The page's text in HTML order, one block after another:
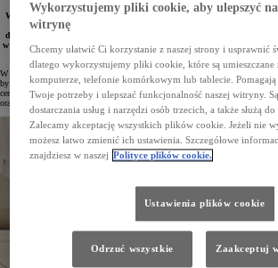
W salonach Toyoty rozpoczęła się wyprzedaż bestsellerów z 2024
jest teraz dostępna od 119 900 zł, a Yaris – od 79 900 zł. Corollę
do 17 000 zł. Promocyjna oferta obejmuje również zabezpieczenie
w przypadku wybranych modeli można dokupić za 1 zł.
oczekiwania na zamówione auto.
W salonach Toyoty w Polsce trwa wyprzedaż samochodów z 2024 roku
by zmienić samochód na nowy jeszcze przed końcem roku, korzystając z
cenach są dostępne od ręki. Przygotowano także bardzo atrakcyjne i
oraz promocyjne ceny na akcesoria dodatkowe, w tym na zabezpieczenia
Wykorzystujemy pliki cookie, aby ulepszyć
witrynę
Chcemy ułatwić Ci korzystanie z naszej strony i usprawnić
dlatego wykorzystujemy pliki cookie, które są umieszczane
komputerze, telefonie komórkowym lub tablecie.
Twoje potrzeby i ulepszać funkcjonalność naszej witryny.
dostarczania usług i narzędzi osób trzecich, a także służą
Zalecamy akceptację wszystkich plików cookie. Jeżeli nie
możesz łatwo zmienić ich ustawienia. Szczegółowe
znajdziesz w naszej Polityce plików cookie.
Ustawienia plików cookie
Odrzuć wszystkie Zaakceptuj